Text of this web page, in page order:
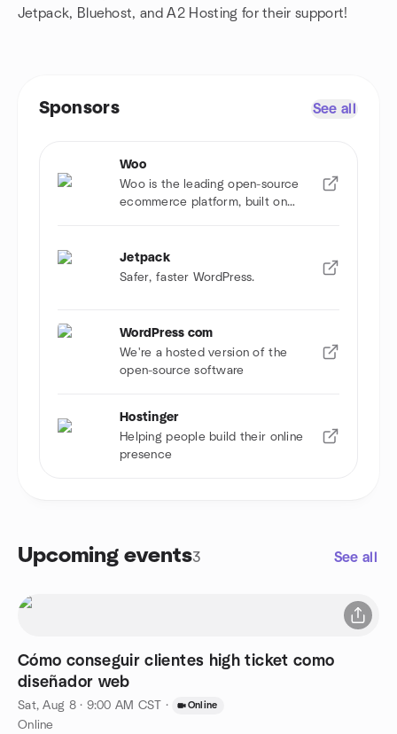
Jetpack, Bluehost, and A2 Hosting for their support!
Sponsors See all
Woo
Woo is the leading open-source
ecommerce platform, built on
Jetpack
Safer, faster WordPress.
WordPress com
We're a hosted version of the
open-source software
Hostinger
Helping people build their online
presence
Upcoming events3 See all
Cómo conseguir clientes high ticket como
diseñador web
Sat, Aug 8 · 9:00 AM CST · Online
Online